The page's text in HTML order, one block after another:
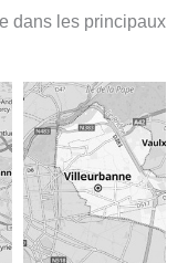
dans les principaux